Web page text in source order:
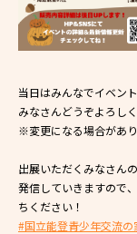
当日はみんなでイベン
みなさんどうぞよろし
※変更になる場合があり
出展いただくみなさん
発信していきますので
ちください！
#国立能登青少年交流の